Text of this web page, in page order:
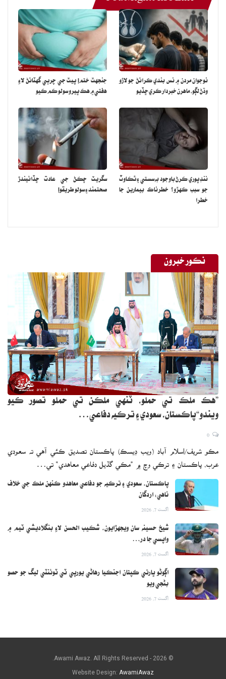
نوجوان مردن ۾ نس بندي ڪرائڻ جو لاڙو
وڌڻ لڳو، ماهرن خبردار ڪري ڇڏيو
جنجهٽ ختم! پيٽ جي چرٻي گهٽائڻ لاءِ
هفتي ۾ هڪ ڀيرو سولو ڪم ڪيو
ننڊ پوري ڪرڻ باوجود به سستي ۽ ٿڪاوٽ
جو سبب ڪهڙو؟ خطرناڪ بيمارين جا
خطرا
سگريٽ ڇڪڻ جي عادت ڇڏائيندڙ
صحتمند ۽ سولو طريقو!
نڪور خبرون
”هڪ ملڪ تي حملو، ٽنهي ملڪن تي حملو تصور ڪيو
ويندو“پاڪستان، سعودي ۽ ترڪيه دفاعي…
مڪو شريف/اسلام آباد (ويب ڊيسڪ) پاڪستان تصديق ڪئي آهي ته سعودي
عرب، پاڪستان ۽ ترڪي وچ ۾ ”مڪي گڏيل دفاعي معاهدي“ تي…
پاڪستان، سعودي ۽ ترڪيه جو دفاعي معاهدو ڪنهن ملڪ جي خلاف
ناهي: اردگان
اگست 7, 2026
شيخ حسينه سان ويجهڙايون، شڪيب الحسن لاءِ بنگلاديشي ٽيم ۾
واپسي جا در…
اگست 7, 2026
اڳوڻو ڀارتي ڪپتان اجنڪيا رهاڻي يورپي ٽي ٽوئنٽي ليگ جو حصو
بڻجي ويو
اگست 7, 2026
© 2026 - Awami Awaz. All Rights Reserved.
Website Design: AwamiAwaz